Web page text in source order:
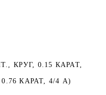
КРУГ, 0.15 КАРАТ,
КАРАТ, 4/4 А)